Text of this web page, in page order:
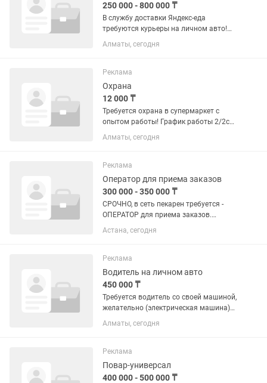
250 000 - 800 000 ₸
В службу доставки Яндекс-еда
требуются курьеры на личном авто!
Мы предлагаем : Возможность
зарабатывать до 30 000 тг в день На
Дополнительные бонусы и акции от...
Алматы, сегодня
Реклама
Охрана
12 000 ₸
Требуется охрана в супермаркет с
опытом работы! График работы 2/2с
8:00 до 24:00 зарплата 180-200тыс/
320000тыс/месяц (Возрастное...
Алматы, сегодня
Реклама
Оператор для приема заказов
300 000 - 350 000 ₸
СРОЧНО, в сеть пекарен требуется -
ОПЕРАТОР для приема заказов.
Желательно женского пола. График
работы с 09.00 ч до 20.00 ч., 5/2 , два
тыс тг + 1 % от продаж;...
Астана, сегодня
Реклама
Водитель на личном авто
450 000 ₸
Требуется водитель со своей машиной,
желательно (электрическая машина)
🕗 График: с 07:30 до 20:00 , 6/1
воскресенье выходной. 💰 Оклад: 400
Возраст: 45+...
Алматы, сегодня
Реклама
Повар-универсал
400 000 - 500 000 ₸